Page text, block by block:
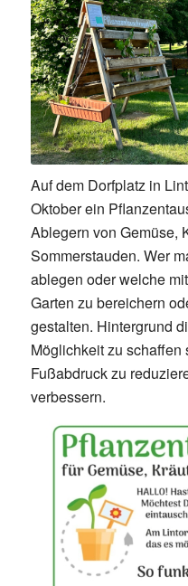
Auf dem Dorfplatz in
Oktober ein
Ablegern von Gemüse,
Sommerstauden. Wer
ablegen oder welche
Garten zu bereichern
gestalten. Hintergrund
Möglichkeit zu
Fußabdruck zu
verbessern.